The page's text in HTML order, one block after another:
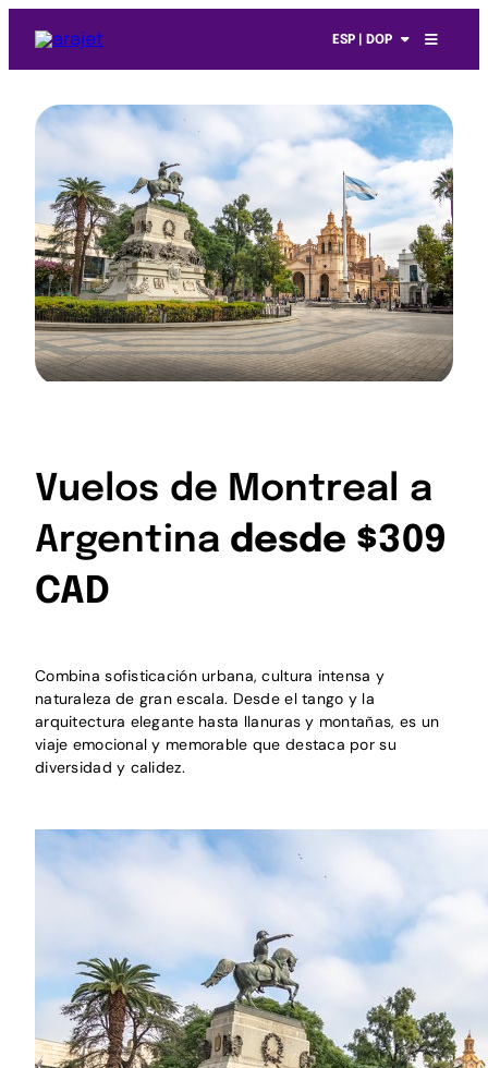
ESP | DOP
Vuelos de Montreal a
Argentina desde $309
CAD
Combina sofisticación urbana, cultura intensa y
naturaleza de gran escala. Desde el tango y la
arquitectura elegante hasta llanuras y montañas, es un
viaje emocional y memorable que destaca por su
diversidad y calidez.